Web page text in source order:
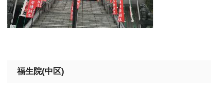
福生院(中区)